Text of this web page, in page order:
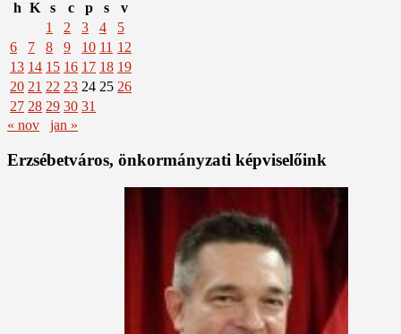
h K s c p s
v
1
2 3 4
5
6
7 8 9 10 11 12
13 14 15 16 17 18 19
20 21 22 23 24 25 26
27 28 29 30 31
« nov
jan »
Erzsébetváros, önkormányzati képviselőink